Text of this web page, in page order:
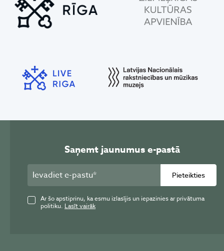
Saņemt jaunumus e-pastā
Pieteikties
Ar šo apstiprinu, ka esmu izlasījis un iepazinies ar privātuma
politiku. Lasīt vairāk